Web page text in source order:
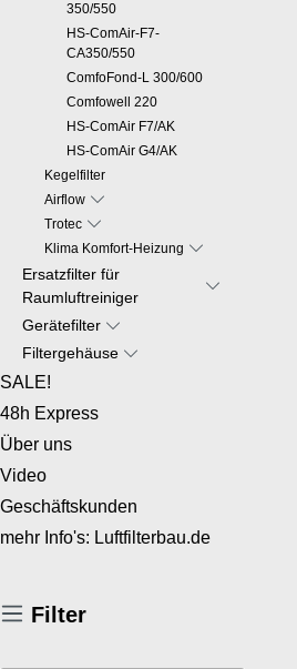
350/550
HS-ComAir-F7-
CA350/550
ComfoFond-L 300/600
Comfowell 220
HS-ComAir F7/AK
HS-ComAir G4/AK
Kegelfilter
Airflow
Trotec
Klima Komfort-Heizung
Ersatzfilter für
Raumluftreiniger
Gerätefilter
Filtergehäuse
SALE!
48h Express
Über uns
Video
Geschäftskunden
mehr Info's: Luftfilterbau.de
Filter